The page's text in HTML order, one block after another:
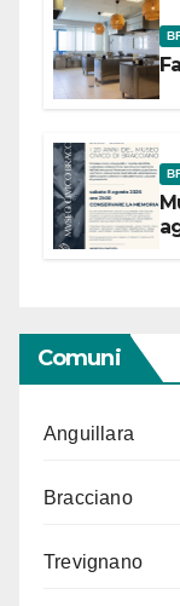
Comuni
Anguillara
Bracciano
Trevignano